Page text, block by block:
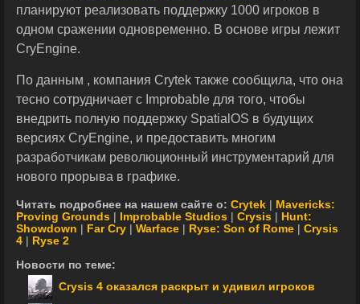
планируют реализовать поддержку 1000 игроков в
одном сражении одновременно. В основе игры лежит
CryEngine.
По данным , компания Crytek также сообщила, что она
тесно сотрудничает с Improbable для того, чтобы
внедрить полную поддержку SpatialOS в будущих
версиях CryEngine, и предоставить многим
разработчикам революционный инструментарий для
нового прорыва в графике.
Читать подробнее на нашем сайте о: Crytek
Mavericks:
Proving Grounds
Improbable Studios Crysis
Hunt:
Showdown
Far Cry Warface Ryse: Son of Rome
Crysis
4
Ryse 2
Новости по теме:
Crysis 4 оказался раскрыт и удивил игроков